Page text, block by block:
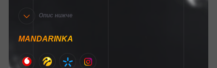
Опис нижче
MANDARINKA